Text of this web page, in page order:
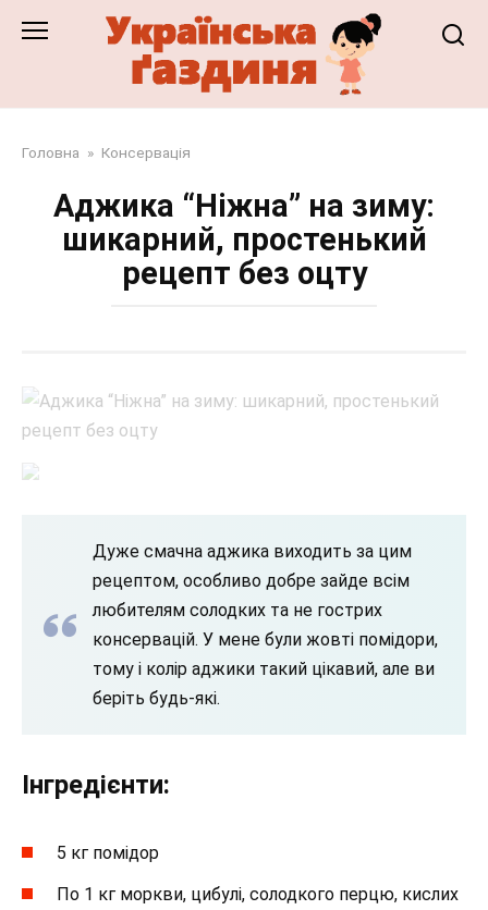
Головна » Консервація
Аджика “Ніжна” на зиму:
шикарний, простенький
рецепт без оцту
Дуже смачна аджика виходить за цим
рецептом, особливо добре зайде всім
любителям солодких та не гострих
консервацій. У мене були жовті помідори,
тому і колір аджики такий цікавий, але ви
беріть будь-які.
Інгредієнти:
5 кг помідор
По 1 кг моркви, цибулі, солодкого перцю, кислих